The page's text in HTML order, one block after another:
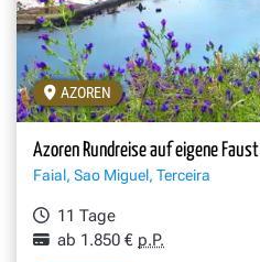
AZOREN
Azoren Rundreise auf eigene Faust
Faial, Sao Miguel, Terceira
11 Tage
ab 1.850 € p.P.